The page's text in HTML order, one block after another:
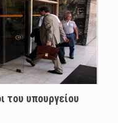
του υπουργείου